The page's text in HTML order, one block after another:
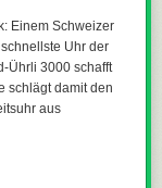
Einem Schweizer
Uhr der
Ührli 3000 schafft
schlägt damit den
aus